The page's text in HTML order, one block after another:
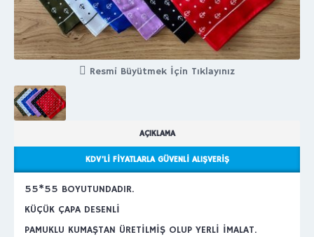
Resmi Büyütmek İçin Tıklayınız
AÇIKLAMA
KDV’LI FIYATLARLA GÜVENLI ALIŞVERIŞ
55*55 BOYUTUNDADIR.
KÜÇÜK ÇAPA DESENLİ
PAMUKLU KUMAŞTAN ÜRETİLMİŞ OLUP YERLİ İMALAT.